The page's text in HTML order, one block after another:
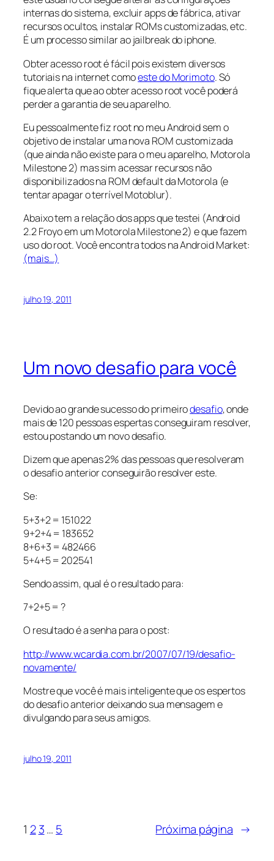
internas do sistema, excluir apps de fábrica, ativar
recursos ocultos, instalar ROMs customizadas, etc.
É um processo similar aojailbreakdo iphone.
Obter acessorooté fácil pois existem diversos
tutoriais na internet comoeste do Morimoto. Só
fique alerta que ao obter acessorootvocê poderá
perder a garantia de seu aparelho.
Eu pessoalmente fiz rootno meu Android sem o
objetivo de instalar uma nova ROM customizada
(que ainda não existe para o meu aparelho, Motorola
Milestone 2) mas sim acessar recursos não
disponibilizados na ROM default da Motorola (e
tentar apagar o terrível Motoblur).
Abaixo tem a relação dos apps que testei (Android
2.2 Froyo em um Motorola Milestone 2) e que fazem
uso doroot.Você encontra todos na Android Market:
(mais…)
julho 19, 2011
Um novo desafio para você
Devido ao grande sucesso do primeirodesafio, onde
mais de 120 pessoas espertas conseguiram resolver,
estou postando um novo desafio.
Dizem que apenas 2% das pessoas que resolveram
o desafio anterior conseguirão resolver este.
Se:
5+3+2 = 151022
9+2+4 = 183652
8+6+3 = 482466
5+4+5 = 202541
Sendo assim, qual é o resultado para:
7+2+5 = ?
O resultado é a senha para o post:
http://www.wcardia.com.br/2007/07/19/desafio-
novamente/
Mostre que você é mais inteligente que os espertos
do desafio anterior deixando sua mensagem e
divulgando para seus amigos.
julho 19, 2011
1 2 3… 5 Próxima página →